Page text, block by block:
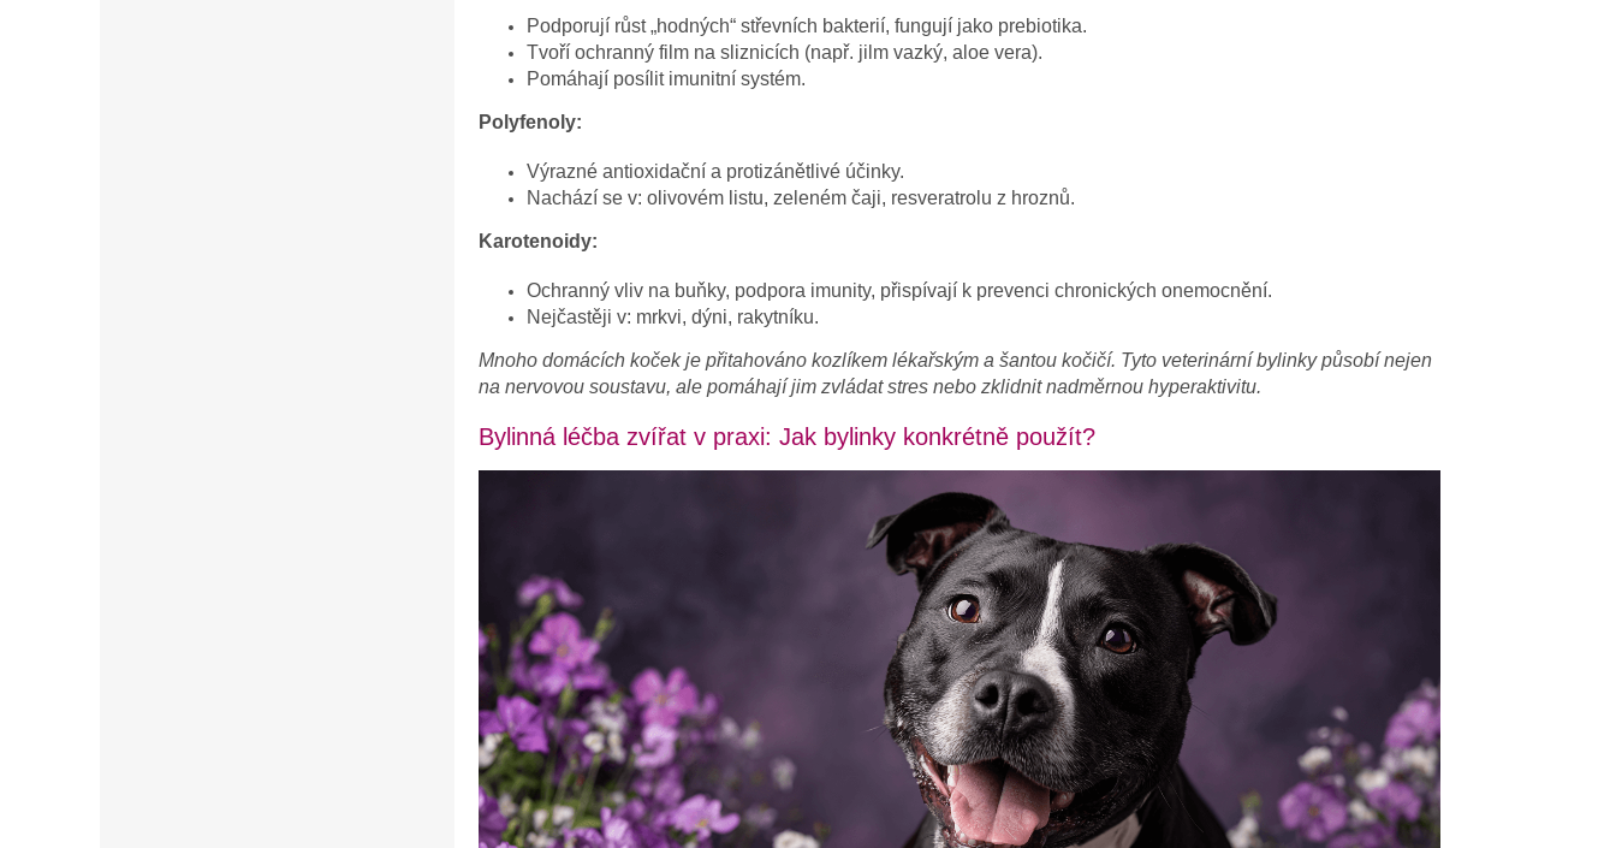
Podporují růst „hodných“ střevních bakterií, fungují jako prebiotika.
Tvoří ochranný film na sliznicích (např. jilm vazký, aloe vera).
Pomáhají posílit imunitní systém.
Polyfenoly:
Výrazné antioxidační a protizánětlivé účinky.
Nachází se v: olivovém listu, zeleném čaji, resveratrolu z hroznů.
Karotenoidy:
Ochranný vliv na buňky, podpora imunity, přispívají k prevenci chronických onemocnění.
Nejčastěji v: mrkvi, dýni, rakytníku.
Mnoho domácích koček je přitahováno kozlíkem lékařským a šantou kočičí. Tyto veterinární bylinky působí nejen
na nervovou soustavu, ale pomáhají jim zvládat stres nebo zklidnit nadměrnou hyperaktivitu.
Bylinná léčba zvířat v praxi: Jak bylinky konkrétně použít?